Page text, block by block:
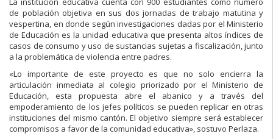
de población objetiva en sus dos jornadas de trabajo matutina y
vespertina, en donde según investigaciones dadas por el Ministerio
de Educación es la unidad educativa que presenta altos índices de
casos de consumo y uso de sustancias sujetas a fiscalización, junto
a la problemática de violencia entre padres.
«Lo importante de este proyecto es que no solo encierra la
articulación inmediata al colegio priorizado por el Ministerio de
Educación, esta propuesta abre el abanico y a través del
empoderamiento de los jefes políticos se pueden replicar en otras
instituciones del mismo cantón. El objetivo siempre será establecer
compromisos a favor de la comunidad educativa», sostuvo Perlaza.